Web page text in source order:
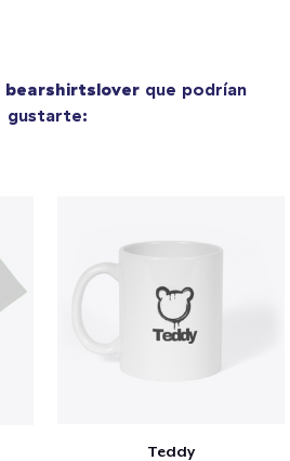
bearshirtslover que podrían
gustarte:
Teddy